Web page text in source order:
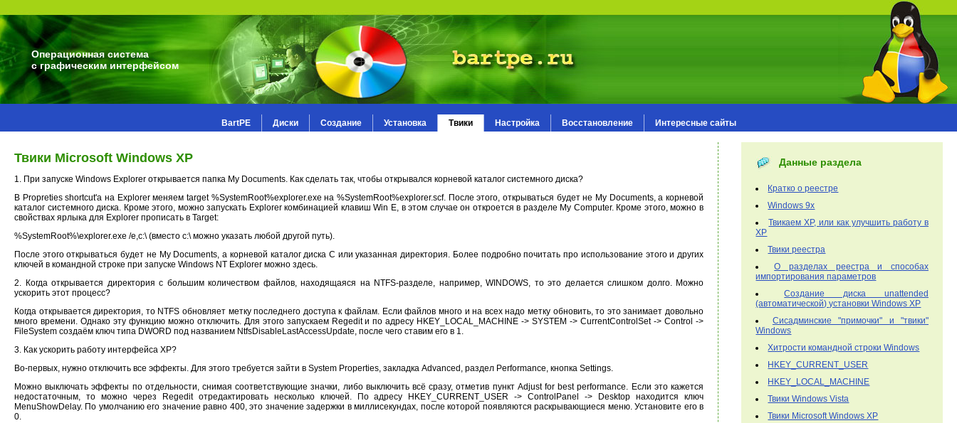
Операционная система
с графическим интерфейсом
BartPE Диски Создание Установка Твики Настройка Восстановление Интересные сайты
Твики Microsoft Windows XP
1. При запуске Windows Explorer открывается папка My Documents. Как сделать так, чтобы открывался корневой каталог системного диска?
В Propreties shortcut'а на Explorer меняем target %SystemRoot%explorer.exe на %SystemRoot%explorer.scf. После этого, открываться будет не My Documents, а корневой
каталог системного диска. Кроме этого, можно запускать Explorer комбинацией клавиш Win E, в этом случае он откроется в разделе My Computer. Кроме этого, можно в
свойствах ярлыка для Explorer прописать в Target:
%SystemRoot%\explorer.exe /e,c:\ (вместо c:\ можно указать любой другой путь).
После этого открываться будет не My Documents, а корневой каталог диска С или указанная директория. Более подробно почитать про использование этого и других
ключей в командной строке при запуске Windows NT Explorer можно здесь.
2. Когда открывается директория с большим количеством файлов, находящаяся на NTFS-разделе, например, WINDOWS, то это делается слишком долго. Можно
ускорить этот процесс?
Когда открывается директория, то NTFS обновляет метку последнего доступа к файлам. Если файлов много и на всех надо метку обновить, то это занимает довольно
много времени. Однако эту функцию можно отключить. Для этого запускаем Regеdit и по адресу HKEY_LOCAL_MACHINE -> SYSTEM -> CurrentControlSet -> Control ->
FileSystem cоздаём ключ типа DWORD под названием NtfsDisableLastAccessUpdate, после чего ставим его в 1.
3. Как ускорить работу интерфейса XP?
Во-первых, нужно отключить все эффекты. Для этого требуется зайти в System Properties, закладка Advanced, раздел Performance, кнопка Settings.
Можно выключать эффекты по отдельности, снимая соответствующие значки, либо выключить всё сразу, отметив пункт Adjust for best performance. Если это кажется
недостаточным, то можно через Regedit отредактировать несколько ключей. По адресу HKEY_CURRENT_USER -> ControlPanel -> Desktop находится ключ
MenuShowDelay. По умолчанию его значение равно 400, это значение задержки в миллисекундах, после которой появляются раскрывающиеся меню. Установите его в
0.
Данные раздела
Кратко о реестре
Windows 9x
Твикаем XP, или как улучшить работу в
XP
Твики реестра
О разделах реестра и способах
импортирования параметров
Создание диска unattended
(автоматической) установки Windows XP
Сисадминские "примочки" и "твики"
Windows
Хитрости командной строки Windows
HKEY_CURRENT_USER
HKEY_LOCAL_MACHINE
Твики Windows Vista
Твики Microsoft Windows XP